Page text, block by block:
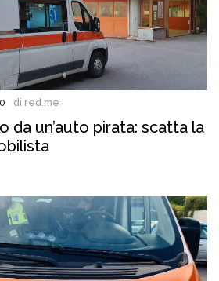
di red.me
da un’auto pirata: scatta la